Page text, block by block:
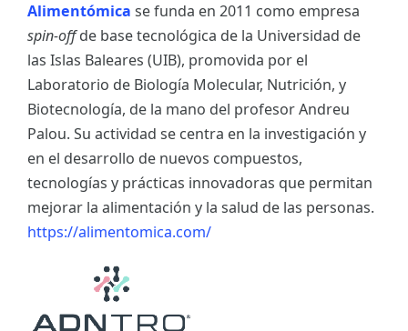
Alimentómica se funda en 2011 como empresa
spin-offde base tecnológica de la Universidad de
las Islas Baleares (UIB), promovida por el
Laboratorio de Biología Molecular, Nutrición, y
Biotecnología, de la mano del profesor Andreu
Palou. Su actividad se centra en la investigación y
en el desarrollo de nuevos compuestos,
tecnologías y prácticas innovadoras que permitan
mejorar la alimentación y la salud de las personas.
https://alimentomica.com/